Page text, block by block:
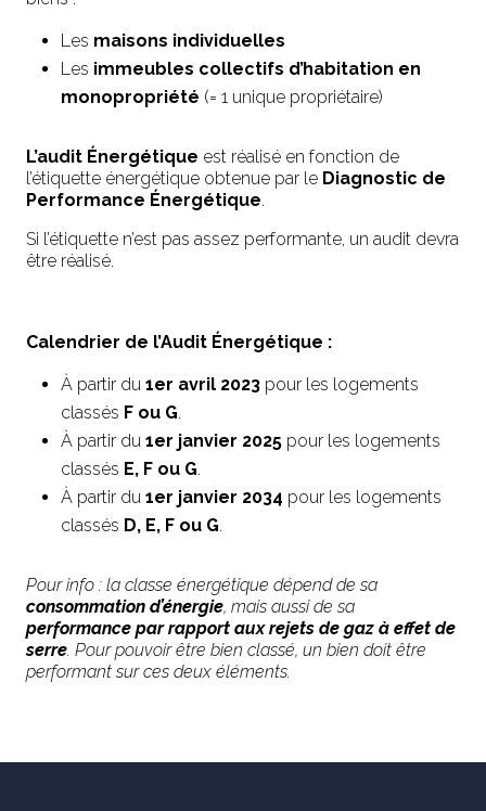
Les maisons individuelles
Les immeubles collectifs d’habitation en
monopropriété (= 1 unique propriétaire)
L’audit Énergétique est réalisé en fonction de
l’étiquette énergétique obtenue par le Diagnostic de
Performance Énergétique.
Si l’étiquette n’est pas assez performante, un audit devra
être réalisé.
Calendrier de l’Audit Énergétique :
À partir du1er avril 2023 pour les logements
classés F ou G.
À partir du1er janvier 2025 pour les logements
classés E, F ou G.
À partir du1er janvier 2034 pour les logements
classés D, E, F ou G.
Pour info : la classe énergétique dépend de sa
consommation d’énergie, mais aussi de sa
performance par rapport aux rejets de gaz à effet de
serre. Pour pouvoir être bien classé, un bien doit être
performant sur ces deux éléments.